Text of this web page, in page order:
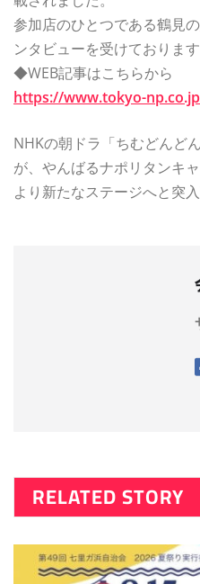
参加店のひとつである鶴見の
ンタビューを受けております
◆WEB記事はこちらから
https://www.tokyo-
NHKの朝ドラ「ちむどんど
が、やんばるナポリタンキ
より新たなステージへと突
RELATED STORY